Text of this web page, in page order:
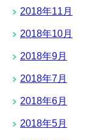
2018年11月
2018年10月
2018年9月
2018年7月
2018年6月
2018年5月